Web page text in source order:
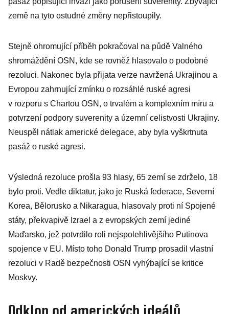
země na tyto ostudné změny nepřistoupily.
Stejně ohromující příběh pokračoval na půdě Valného
shromáždění OSN, kde se rovněž hlasovalo o podobné
rezoluci. Nakonec byla přijata verze navržená Ukrajinou a
Evropou zahrnující zmínku o rozsáhlé ruské agresi
v rozporu s Chartou OSN, o trvalém a komplexním míru a
potvrzení podpory suverenity a územní celistvosti Ukrajiny.
Neuspěl nátlak americké delegace, aby byla vyškrtnuta
pasáž o ruské agresi.
Výsledná rezoluce prošla 93 hlasy, 65 zemí se zdrželo, 18
bylo proti. Vedle diktatur, jako je Ruská federace, Severní
Korea, Bělorusko a Nikaragua, hlasovaly proti ní Spojené
státy, překvapivě Izrael a z evropských zemí jediné
Maďarsko, jež potvrdilo roli nejspolehlivějšího Putinova
spojence v EU. Místo toho Donald Trump prosadil vlastní
rezoluci v Radě bezpečnosti OSN vyhýbající se kritice
Moskvy.
Odklon od amerických ideálů